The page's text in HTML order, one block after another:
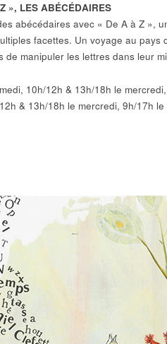
», LES ABÉCÉDAIRES
abécédaires avec « De A à Z »,
facettes. Un voyage au
de manipuler les lettres dans leur
10h/12h & 13h/18h le
& 13h/18h le mercredi, 9h/17h